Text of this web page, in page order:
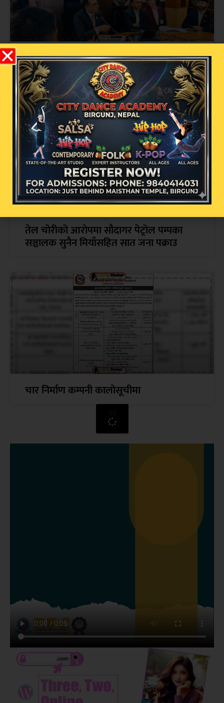
२५० रुपैयाँको किनमेलले दिलायो १० लाख !
शिव कृष्ण जनरल स्टोरका ग्राहक बने पहिलो
बम्पर विजेता
तेल चोरीको आरोपमा सौदागर पेट्रोल पम्पका
सञ्चालक सुनैन मियाँसहित सात जना पक्राउ
चार निर्माण कम्पनी कालोसूचीमा